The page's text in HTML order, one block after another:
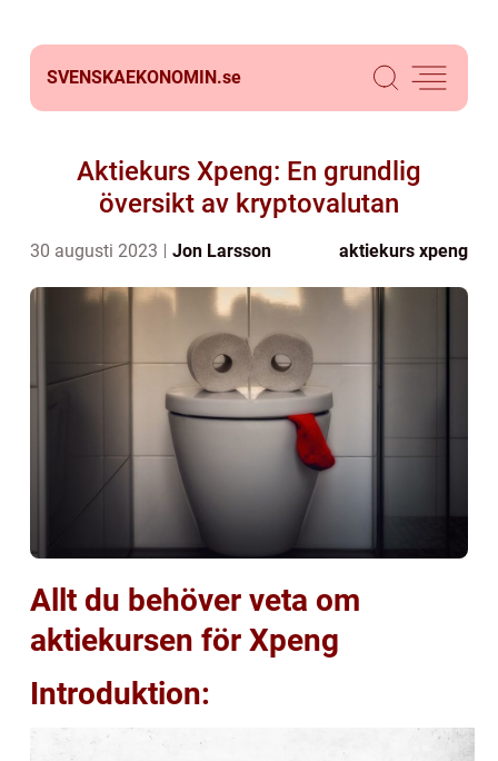
SVENSKAEKONOMIN.se
Aktiekurs Xpeng: En grundlig
översikt av kryptovalutan
30 augusti 2023 Jon Larsson aktiekurs xpeng
Allt du behöver veta om
aktiekursen för Xpeng
Introduktion: